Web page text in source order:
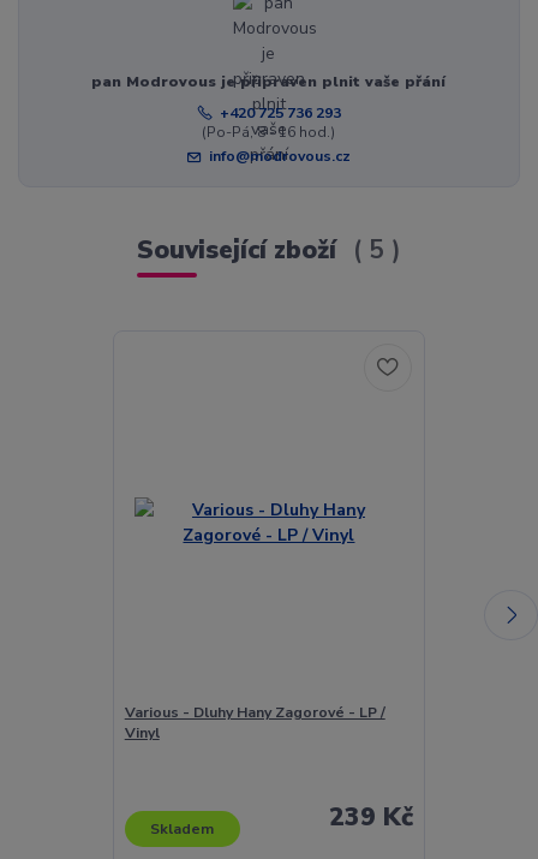
pan Modrovous je připraven plnit vaše přání
+420 725 736 293
(Po-Pá, 8 - 16 hod.)
info@modrovous.cz
Související zboží 5
Various - Dluhy Hany Zagorové - LP /
Vinyl
239 Kč
Skladem